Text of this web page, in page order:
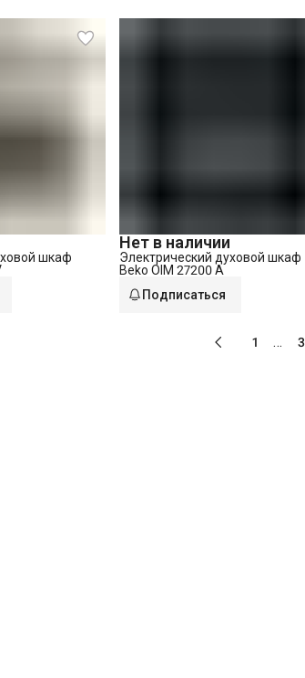
шкаф
Нет в наличии
Электрический духовой шкаф
Beko OIM 27200 A
Подписаться
1 … 3